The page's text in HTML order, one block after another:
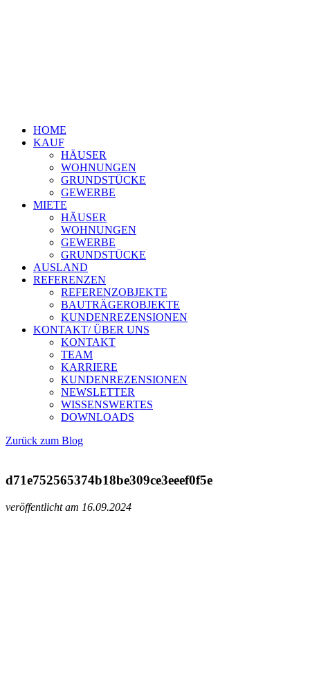
HOME
KAUF
HÄUSER
WOHNUNGEN
GRUNDSTÜCKE
GEWERBE
MIETE
HÄUSER
WOHNUNGEN
GEWERBE
GRUNDSTÜCKE
AUSLAND
REFERENZEN
REFERENZOBJEKTE
BAUTRÄGEROBJEKTE
KUNDENREZENSIONEN
KONTAKT/ ÜBER UNS
KONTAKT
TEAM
KARRIERE
KUNDENREZENSIONEN
NEWSLETTER
WISSENSWERTES
DOWNLOADS
Zurück zum Blog
d71e752565374b18be309ce3eeef0f5e
veröffentlicht am 16.09.2024